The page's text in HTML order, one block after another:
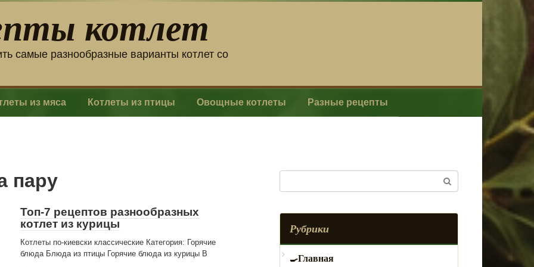
котлет
самые разнообразные варианты котлет со
из мяса Котлеты из птицы Овощные котлеты Разные рецепты
пару
Топ-7 рецептов разнообразных
котлет из курицы
Котлеты по-киевски классические Категория: Горячие
блюда Блюда из птицы Горячие блюда из курицы В
Рубрики
Главная